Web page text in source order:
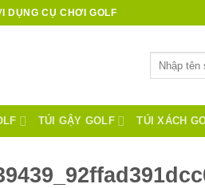
DỤNG CỤ CHƠI GOLF
kiếm:
TÚI GẬY GOLF TÚI XÁCH